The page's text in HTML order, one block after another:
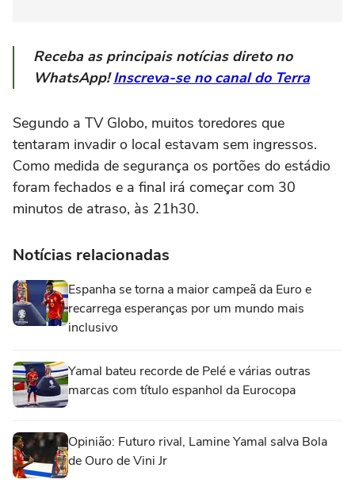
Receba as principais notícias direto no
WhatsApp!Inscreva-se no canal do Terra
Segundo a TV Globo, muitos toredores que
tentaram invadir o local estavam sem ingressos.
Como medida de segurança os portões do estádio
foram fechados e a final irá começar com 30
minutos de atraso, às 21h30.
Notícias relacionadas
Espanha se torna a maior campeã da Euro e
recarrega esperanças por um mundo mais
inclusivo
Yamal bateu recorde de Pelé e várias outras
marcas com título espanhol da Eurocopa
Opinião: Futuro rival, Lamine Yamal salva Bola
de Ouro de Vini Jr